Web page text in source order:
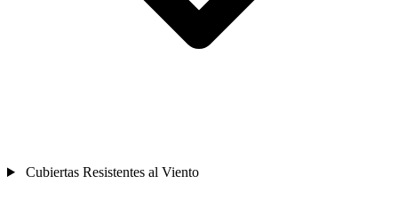
Cubiertas Resistentes al Viento